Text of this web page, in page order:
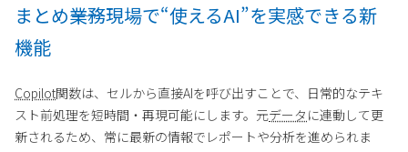
まとめ――業務現場で“使えるAI”を実感できる新
機能
Copilot関数は、セルから直接AIを呼び出すことで、日常的なテキ
スト前処理を短時間・再現可能にします。元データ に連動して更
新されるため、常に最新の情報でレポートや分析を進められま